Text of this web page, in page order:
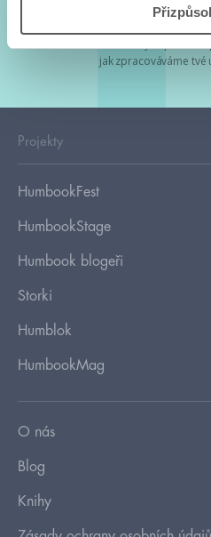
Tvá e-mailová adresa je u nás v
jak zpracováváme tvé
Projekty
HumbookFest
HumbookStage
Humbook blogeři
Storki
Humblok
HumbookMag
O nás
Blog
Knihy